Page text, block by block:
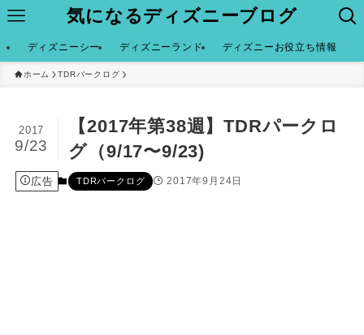
気になるディズニーブログ
ディズニーシー ディズニーランド ディズニーお役立ち情報
ホーム TDRパークログ
【2017年第38週】TDRパークロ
グ（9/17〜9/23)
2017
9/23
広告 TDRパークログ 2017年9月24日